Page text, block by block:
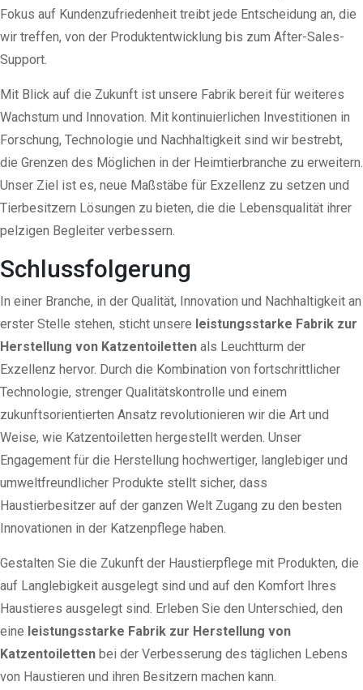
Fokus auf Kundenzufriedenheit treibt jede Entscheidung an, die
wir treffen, von der Produktentwicklung bis zum After-Sales-
Support.
Mit Blick auf die Zukunft ist unsere Fabrik bereit für weiteres
Wachstum und Innovation. Mit kontinuierlichen Investitionen in
Forschung, Technologie und Nachhaltigkeit sind wir bestrebt,
die Grenzen des Möglichen in der Heimtierbranche zu erweitern.
Unser Ziel ist es, neue Maßstäbe für Exzellenz zu setzen und
Tierbesitzern Lösungen zu bieten, die die Lebensqualität ihrer
pelzigen Begleiter verbessern.
Schlussfolgerung
In einer Branche, in der Qualität, Innovation und Nachhaltigkeit an
erster Stelle stehen, sticht unsere leistungsstarke Fabrik zur
Herstellung von Katzentoiletten als Leuchtturm der
Exzellenz hervor. Durch die Kombination von fortschrittlicher
Technologie, strenger Qualitätskontrolle und einem
zukunftsorientierten Ansatz revolutionieren wir die Art und
Weise, wie Katzentoiletten hergestellt werden. Unser
Engagement für die Herstellung hochwertiger, langlebiger und
umweltfreundlicher Produkte stellt sicher, dass
Haustierbesitzer auf der ganzen Welt Zugang zu den besten
Innovationen in der Katzenpflege haben.
Gestalten Sie die Zukunft der Haustierpflege mit Produkten, die
auf Langlebigkeit ausgelegt sind und auf den Komfort Ihres
Haustieres ausgelegt sind. Erleben Sie den Unterschied, den
eine leistungsstarke Fabrik zur Herstellung von
Katzentoiletten bei der Verbesserung des täglichen Lebens
von Haustieren und ihren Besitzern machen kann.